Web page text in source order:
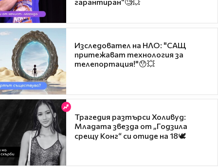
Изследовател на НЛО: "САЩ
притежават технология за
телепортация!"😯💥
Трагедия разтърси Холивуд:
Младата звезда от „Годзила
срещу Конг“ си отиде на 18🕊️